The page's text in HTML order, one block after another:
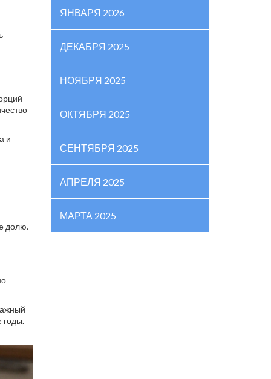
и
долю.
годы.
ЯНВАРЯ 2026
ДЕКАБРЯ 2025
НОЯБРЯ 2025
ОКТЯБРЯ 2025
СЕНТЯБРЯ 2025
АПРЕЛЯ 2025
МАРТА 2025